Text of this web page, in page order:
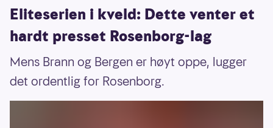
Eliteserien i kveld: Dette venter et
hardt presset Rosenborg-lag
Mens Brann og Bergen er høyt oppe, lugger
det ordentlig for Rosenborg.